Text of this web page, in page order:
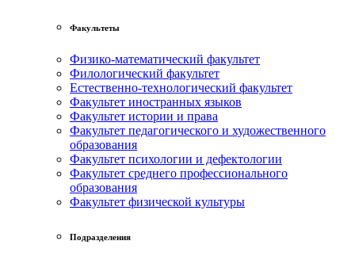
Факультеты
Физико-математический факультет
Филологический факультет
Естественно-технологический факультет
Факультет иностранных языков
Факультет истории и права
Факультет педагогического и художественного
образования
Факультет психологии и дефектологии
Факультет среднего профессионального
образования
Факультет физической культуры
Подразделения